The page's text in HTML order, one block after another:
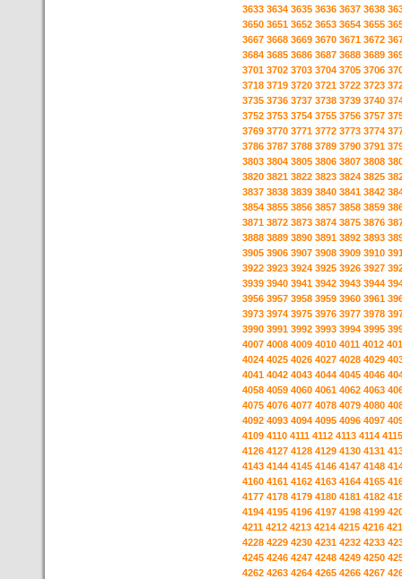
3633 3634 3635 3636 3637 3638
3650 3651 3652 3653 3654 3655
3667 3668 3669 3670 3671 3672
3684 3685 3686 3687 3688 3689
3701 3702 3703 3704 3705 3706
3718 3719 3720 3721 3722 3723
3735 3736 3737 3738 3739 3740
3752 3753 3754 3755 3756 3757
3769 3770 3771 3772 3773 3774
3786 3787 3788 3789 3790 3791
3803 3804 3805 3806 3807 3808
3820 3821 3822 3823 3824 3825
3837 3838 3839 3840 3841 3842
3854 3855 3856 3857 3858 3859
3871 3872 3873 3874 3875 3876
3888 3889 3890 3891 3892 3893
3905 3906 3907 3908 3909 3910
3922 3923 3924 3925 3926 3927
3939 3940 3941 3942 3943 3944
3956 3957 3958 3959 3960 3961
3973 3974 3975 3976 3977 3978
3990 3991 3992 3993 3994 3995
4007 4008 4009 4010 4011 4012
4024 4025 4026 4027 4028 4029
4041 4042 4043 4044 4045 4046
4058 4059 4060 4061 4062 4063
4075 4076 4077 4078 4079 4080
4092 4093 4094 4095 4096 4097
4109 4110 4111 4112 4113 4114 4115
4126 4127 4128 4129 4130 4131
4143 4144 4145 4146 4147 4148
4160 4161 4162 4163 4164 4165
4177 4178 4179 4180 4181 4182
4194 4195 4196 4197 4198 4199
4211 4212 4213 4214 4215 4216
4228 4229 4230 4231 4232 4233
4245 4246 4247 4248 4249 4250
4262 4263 4264 4265 4266 4267